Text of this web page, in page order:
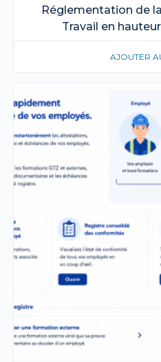
Réglementation de
Travail en
AJOUTER